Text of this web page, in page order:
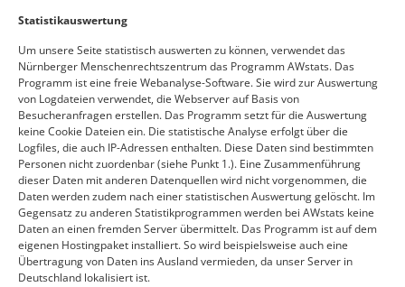
Statistikauswertung
Um unsere Seite statistisch auswerten zu können, verwendet das
Nürnberger Menschenrechtszentrum das Programm AWstats. Das
Programm ist eine freie Webanalyse-Software. Sie wird zur Auswertung
von Logdateien verwendet, die Webserver auf Basis von
Besucheranfragen erstellen. Das Programm setzt für die Auswertung
keine Cookie Dateien ein. Die statistische Analyse erfolgt über die
Logfiles, die auch IP-Adressen enthalten. Diese Daten sind bestimmten
Personen nicht zuordenbar (siehe Punkt 1.). Eine Zusammenführung
dieser Daten mit anderen Datenquellen wird nicht vorgenommen, die
Daten werden zudem nach einer statistischen Auswertung gelöscht. Im
Gegensatz zu anderen Statistikprogrammen werden bei AWstats keine
Daten an einen fremden Server übermittelt. Das Programm ist auf dem
eigenen Hostingpaket installiert. So wird beispielsweise auch eine
Übertragung von Daten ins Ausland vermieden, da unser Server in
Deutschland lokalisiert ist.